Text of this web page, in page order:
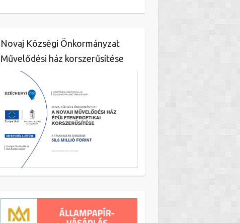
Novaj Községi Önkormányzat
Művelődési ház korszerűsítése